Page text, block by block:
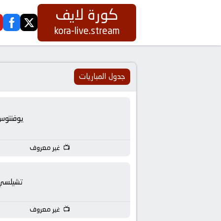
كورة
لايف
كورة لايف
kora-live.stream
twitter
جدول المباريات
غير معروف
غير معروف